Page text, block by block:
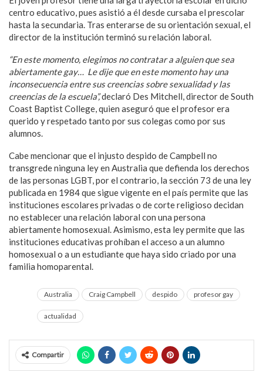
centro educativo, pues asistió a él desde cursaba el prescolar
hasta la secundaria. Tras enterarse de su orientación sexual, el
director de la institución terminó su relación laboral.
“En este momento, elegimos no contratar a alguien que sea
abiertamente gay… Le dije que en este momento hay una
inconsecuencia entre sus creencias sobre sexualidad y las
creencias de la escuela”,declaró Des Mitchell, director de South
Coast Baptist College, quien aseguró que el profesor era
querido y respetado tanto por sus colegas como por sus
alumnos.
Cabe mencionar que el injusto despido de Campbell no
transgrede ninguna ley en Australia que defienda los derechos
de las personas LGBT, por el contrario, la sección 73 de una ley
publicada en 1984 que sigue vigente en el país permite que las
instituciones escolares privadas o de corte religioso decidan
no establecer una relación laboral con una persona
abiertamente homosexual. Asimismo, esta ley permite que las
instituciones educativas prohíban el acceso a un alumno
homosexual o a un estudiante que haya sido criado por una
familia homoparental.
Australia Craig Campbell despido profesor gay
actualidad
Compartir